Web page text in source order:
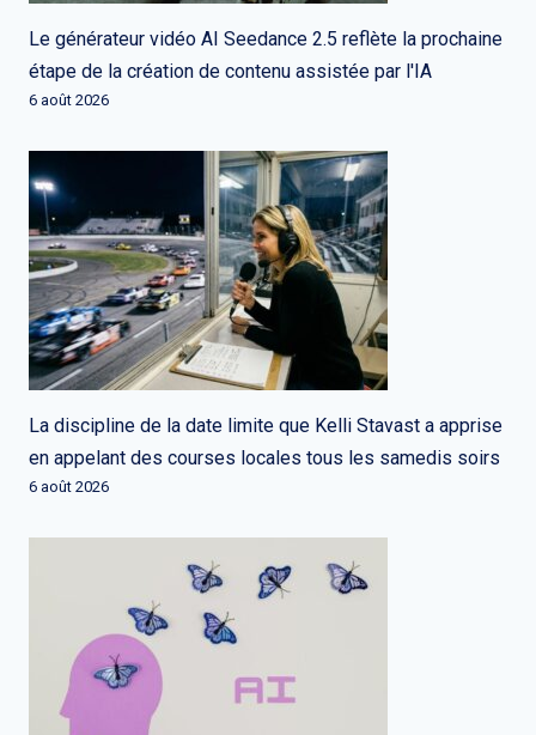
Le générateur vidéo AI Seedance 2.5 reflète la prochaine
étape de la création de contenu assistée par l'IA
6 août 2026
La discipline de la date limite que Kelli Stavast a apprise
en appelant des courses locales tous les samedis soirs
6 août 2026